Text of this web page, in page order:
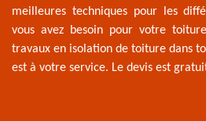
meilleures techniques pour les
vous avez besoin pour votre
travaux en isolation de toiture dans
est à votre service. Le devis est